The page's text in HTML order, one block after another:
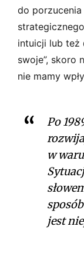
do porzucenia
intuicji lub też
swoje”, skoro
nie mamy
Po
w
jest